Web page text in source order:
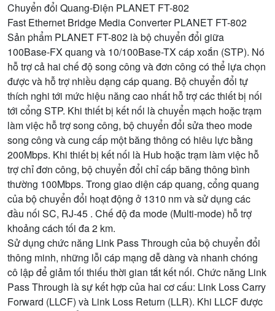
Chuyển đổi Quang-Điện PLANET FT-802
Fast Ethernet Bridge Media Converter PLANET FT-802
Sản phẩm PLANET FT-802 là bộ chuyển đổi giữa
100Base-FX quang và 10/100Base-TX cáp xoắn (STP). Nó
hỗ trợ cả hai chế độ song công và đơn công có thể lựa chọn
được và hỗ trợ nhiều dạng cáp quang. Bộ chuyển đổi tự
thích nghi tới mức hiệu năng cao nhất hỗ trợ các thiết bị nối
tới cổng STP. Khi thiết bị kết nối là chuyển mạch hoặc trạm
làm việc hỗ trợ song công, bộ chuyển đổi sửa theo mode
song công và cung cấp một băng thông có hiêu lực bằng
200Mbps. Khi thiết bị kết nối là Hub hoặc trạm làm việc hỗ
trợ chỉ đơn công, bộ chuyển đổi chỉ cấp băng thông bình
thường 100Mbps. Trong giao diện cáp quang, cổng quang
của bộ chuyển đổi hoạt động ở 1310 nm và sử dụng các
đầu nối SC, RJ-45 . Chế độ đa mode (Multi-mode) hỗ trợ
khoảng cách tối đa 2 km.
Sử dụng chức năng Link Pass Through của bộ chuyển đổi
thông minh, những lỗi cáp mạng dễ dàng và nhanh chóng
cô lập để giảm tối thiếu thời gian tắt kết nối. Chức năng Link
Pass Through là sự kết hợp của hai cơ cấu: Link Loss Carry
Forward (LLCF) và Link Loss Return (LLR). Khi LLCF được